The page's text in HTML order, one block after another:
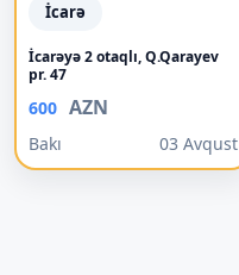
İcarə
İcarəyə 2 otaqlı, Q.Qarayev
pr. 47
600 AZN
Bakı 03 Avqust